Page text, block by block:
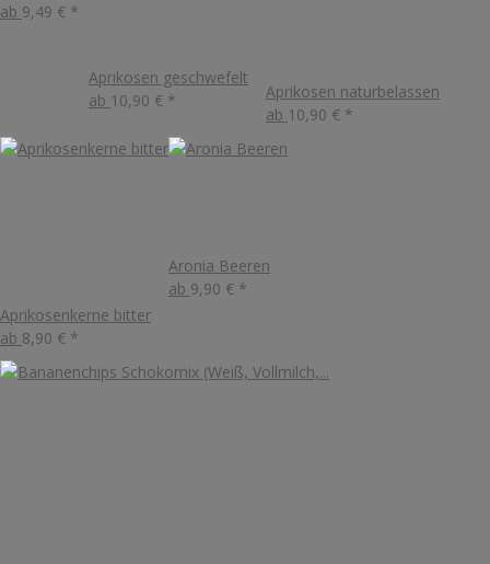
ab 9,49 € *
Aprikosen geschwefelt
ab 10,90 € *
Aprikosen naturbelassen
ab 10,90 € *
Aprikosenkerne bitter
ab 8,90 € *
Aronia Beeren
ab 9,90 € *